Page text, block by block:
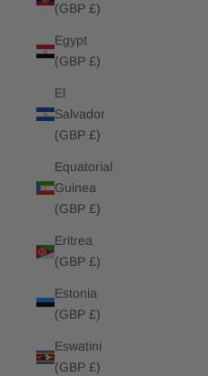
(GBP £)
Egypt
(GBP £)
El
Salvador
(GBP £)
Equatorial
Guinea
(GBP £)
Eritrea
(GBP £)
Estonia
(GBP £)
Eswatini
(GBP £)